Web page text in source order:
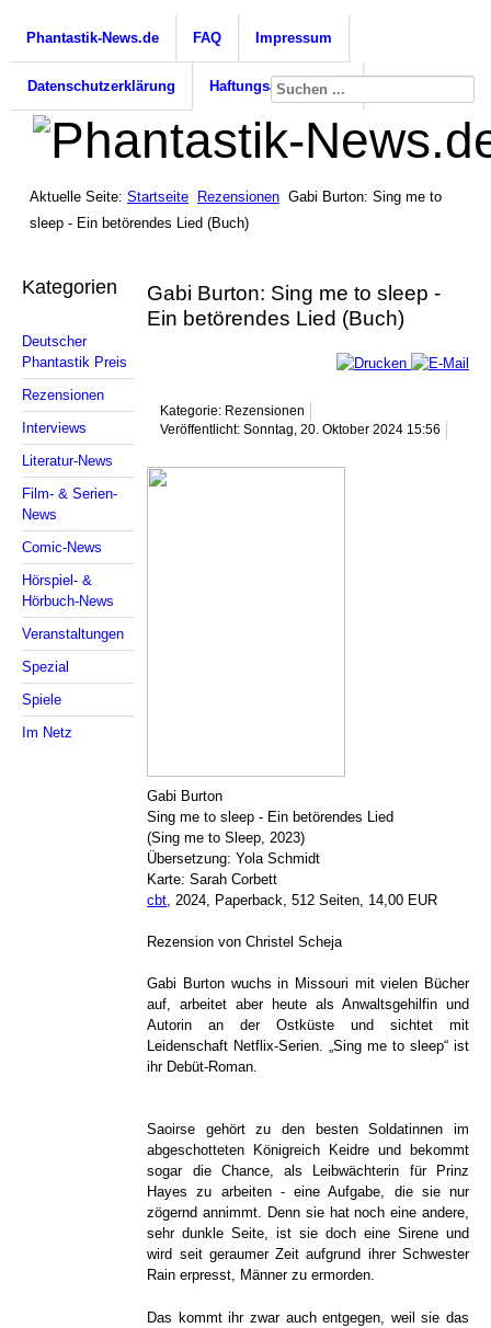
Phantastik-News.de FAQ Impressum
Datenschutzerklärung Haftungsausschluss
Aktuelle Seite: Startseite Rezensionen Gabi Burton: Sing me to
sleep - Ein betörendes Lied (Buch)
Kategorien
Deutscher
Phantastik Preis
Rezensionen
Interviews
Literatur-News
Film- & Serien-
News
Comic-News
Hörspiel- &
Hörbuch-News
Veranstaltungen
Spezial
Spiele
Im Netz
Gabi Burton: Sing me to sleep -
Ein betörendes Lied (Buch)
Kategorie: Rezensionen
Veröffentlicht: Sonntag, 20. Oktober 2024 15:56
Gabi Burton
Sing me to sleep - Ein betörendes Lied
(Sing me to Sleep, 2023)
Übersetzung: Yola Schmidt
Karte: Sarah Corbett
cbt , 2024, Paperback, 512 Seiten, 14,00 EUR
Rezension von Christel Scheja
Gabi Burton wuchs in Missouri mit vielen Bücher
auf, arbeitet aber heute als Anwaltsgehilfin und
Autorin an der Ostküste und sichtet mit
Leidenschaft Netflix-Serien. „Sing me to sleep“ ist
ihr Debüt-Roman.
Saoirse gehört zu den besten Soldatinnen im
abgeschotteten Königreich Keidre und bekommt
sogar die Chance, als Leibwächterin für Prinz
Hayes zu arbeiten - eine Aufgabe, die sie nur
zögernd annimmt. Denn sie hat noch eine andere,
sehr dunkle Seite, ist sie doch eine Sirene und
wird seit geraumer Zeit aufgrund ihrer Schwester
Rain erpresst, Männer zu ermorden.
Das kommt ihr zwar auch entgegen, weil sie das